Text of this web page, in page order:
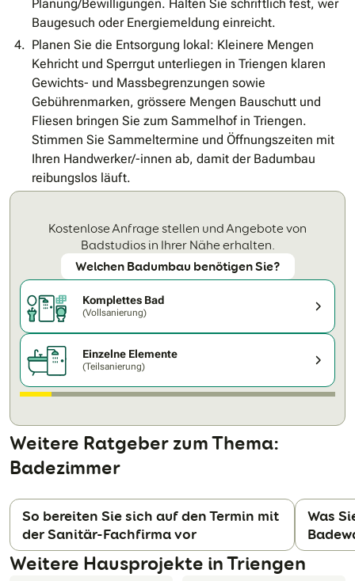
Planung/Bewilligungen. Halten Sie schriftlich fest, wer
Baugesuch oder Energiemeldung einreicht.
Planen Sie die Entsorgung lokal: Kleinere Mengen
Kehricht und Sperrgut unterliegen in Triengen klaren
Gewichts- und Massbegrenzungen sowie
Gebührenmarken, grössere Mengen Bauschutt und
Fliesen bringen Sie zum Sammelhof in Triengen.
Stimmen Sie Sammeltermine und Öffnungszeiten mit
Ihren Handwerker/-innen ab, damit der Badumbau
reibungslos läuft.
Kostenlose Anfrage stellen und Angebote von
Badstudios in Ihrer Nähe erhalten.
Welchen Badumbau benötigen Sie?
Komplettes Bad
(Vollsanierung)
Einzelne Elemente
(Teilsanierung)
Weitere Ratgeber zum Thema:
Badezimmer
So bereiten Sie sich auf den Termin mit
der Sanitär-Fachfirma vor
Was
Weitere Hausprojekte in Triengen